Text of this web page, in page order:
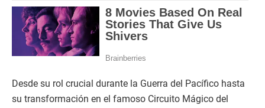
Desde su rol crucial durante la Guerra del Pacífico hasta
su transformación en el famoso Circuito Mágico del